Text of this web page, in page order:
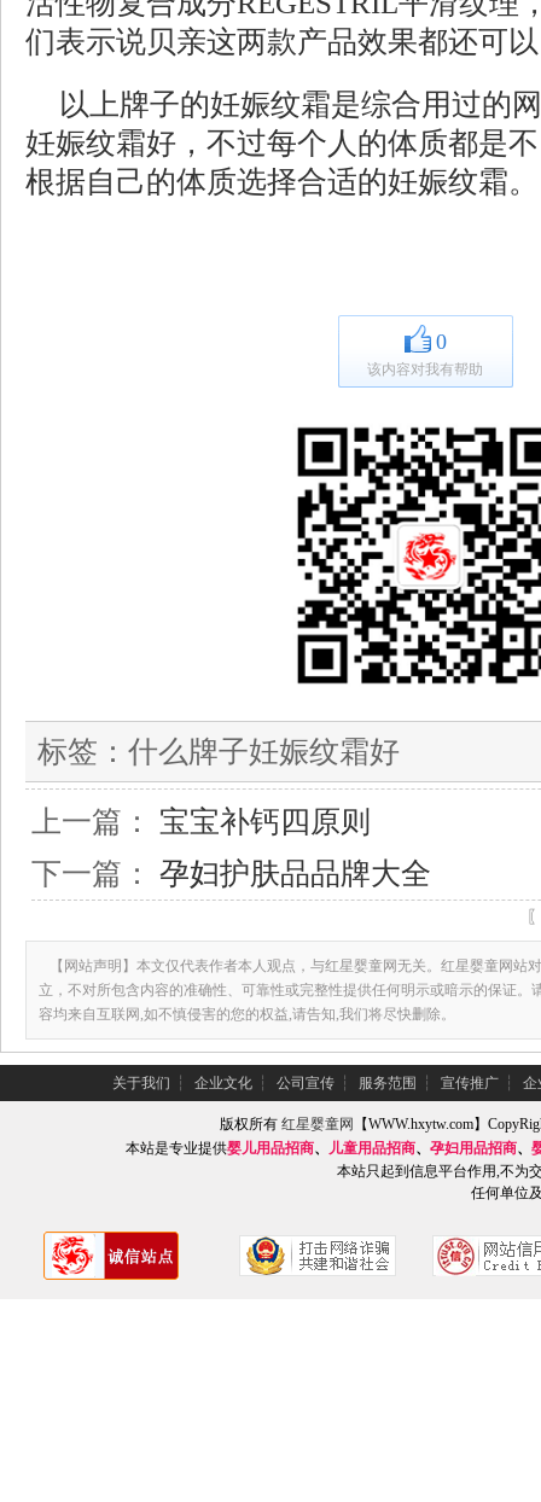
们表示说贝亲这两款产品效果都还可
以上牌子的妊娠纹霜是综合用过的
妊娠纹霜好，不过每个人的体质都是
根据自己的体质选择合适的妊娠纹霜。
0
该内容对我有帮助
标签： 什么牌子妊娠纹霜好
上一篇： 宝宝补钙四原则
下一篇： 孕妇护肤品品牌大全
【网站声明】本文仅代表作者本人观点，与红星婴童网无关。红星婴童网站
立，不对所包含内容的准确性、可靠性或完整性提供任何明示或暗示的保证。
容均来自互联网,如不慎侵害的您的权益,请告知,我们将尽快删除。
关于我们 ┆ 企业文化 ┆ 公司宣传 ┆ 服务范围 ┆ 宣传推广 ┆ 企
版权所有红星婴童网
【WWW.hxytw.com】
本站是专业提供婴儿用品招商、 儿童用品招商、 孕妇用品招商、
本站只起到信息平台作用,不为
任何单位